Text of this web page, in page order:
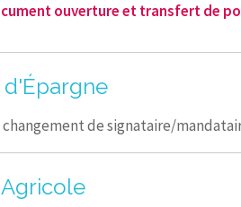
ouverture et transfert de
d'Épargne
de signataire/